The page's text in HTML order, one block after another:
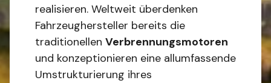
realisieren. Weltweit überdenken
Fahrzeughersteller bereits die
traditionellen Verbrennungsmotoren
und konzeptionieren eine allumfassende
Umstrukturierung ihres